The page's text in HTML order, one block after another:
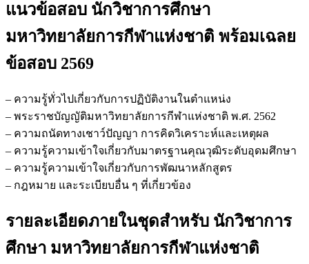
แนวข้อสอบ นักวิชาการศึกษา
มหาวิทยาลัยการกีฬาแห่งชาติ พร้อมเฉลย
ข้อสอบ 2569
– ความรู้ทั่วไปเกี่ยวกับการปฏิบัติงานในตำแหน่ง
– พระราชบัญญัติมหาวิทยาลัยการกีฬาแห่งชาติ พ.ศ. 2562
– ความถนัดทางเชาว์ปัญญา การคิดวิเคราะห์และเหตุผล
– ความรู้ความเข้าใจเกี่ยวกับมาตรฐานคุณวุฒิระดับอุดมศึกษา
– ความรู้ความเข้าใจเกี่ยวกับการพัฒนาหลักสูตร
– กฎหมาย และระเบียบอื่น ๆ ที่เกี่ยวข้อง
รายละเอียดภายในชุดสำหรับ นักวิชาการ
ศึกษา มหาวิทยาลัยการกีฬาแห่งชาติ